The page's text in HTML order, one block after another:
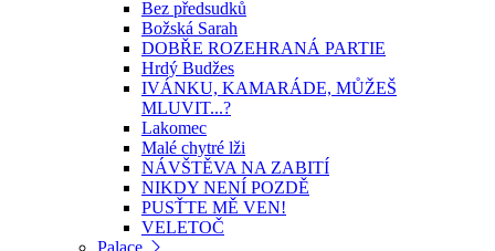
Bez předsudků
Božská Sarah
DOBŘE ROZEHRANÁ PARTIE
Hrdý Budžes
IVÁNKU, KAMARÁDE, MŮŽEŠ
MLUVIT...?
Lakomec
Malé chytré lži
NÁVŠTĚVA NA ZABITÍ
NIKDY NENÍ POZDĚ
PUSŤTE MĚ VEN!
VELETOČ
Palace